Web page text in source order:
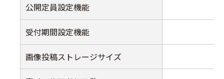
公開定員設定機能
受付期間設定機能
画像投稿ストレージサイズ